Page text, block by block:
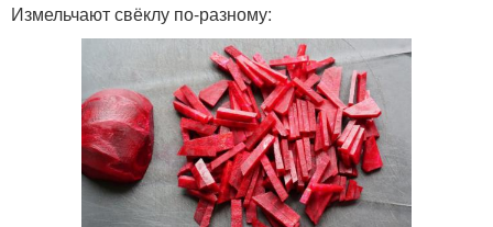
Измельчают свёклу по-разному: